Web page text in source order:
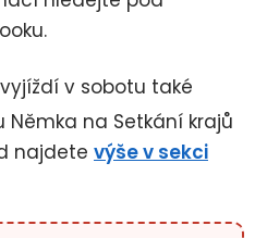
vyjíždí v sobotu také
na Setkání krajů
najdete výše v sekci